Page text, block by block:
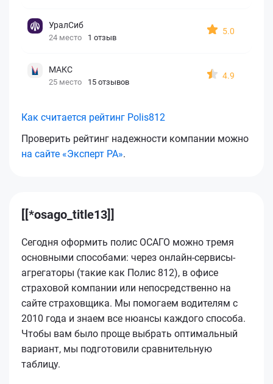
УралСиб
24 место 1 отзыв
5.0
МАКС
25 место 15 отзывов
4.9
Как считается рейтинг Polis812
Проверить рейтинг надежности компании можно
на сайте «Эксперт РА».
[[*osago_title13]]
Сегодня оформить полис ОСАГО можно тремя
основными способами: через онлайн-сервисы-
агрегаторы (такие как Полис 812), в офисе
страховой компании или непосредственно на
сайте страховщика. Мы помогаем водителям с
2010 года и знаем все нюансы каждого способа.
Чтобы вам было проще выбрать оптимальный
вариант, мы подготовили сравнительную
таблицу.